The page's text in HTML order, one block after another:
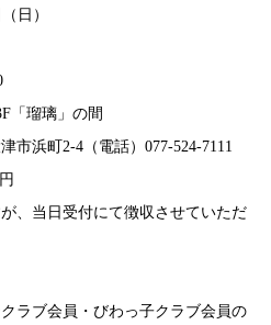
日）
瑠璃」の間
2-4（電話）077-524-7111
受付にて徴収させていただ
ラブ会員・びわっ子クラブ会員の